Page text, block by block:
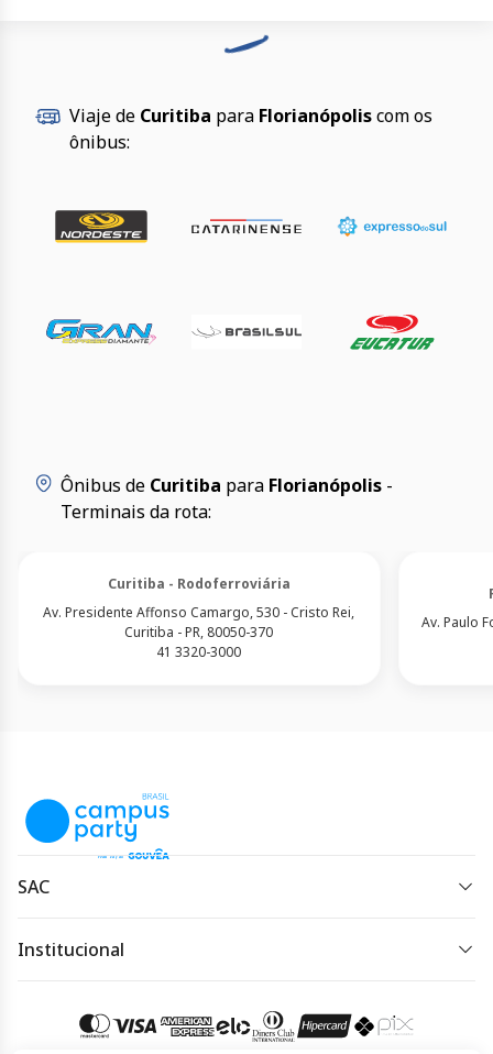
Viaje de Curitiba para Florianópoliscom os
ônibus:
Ônibus de Curitiba para Florianópolis -
Terminais da rota:
Curitiba - Rodoferroviária
Av. Presidente Affonso Camargo, 530 - Cristo Rei,
Curitiba - PR, 80050-370
41 3320-3000
Av. Paulo
SAC
Horário de atendimento:
Institucional
Política de Cookies